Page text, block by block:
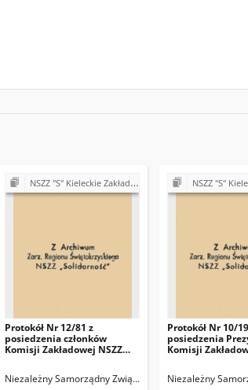
Wapienniczego Miedzianka k/Kielc
"Solidarność" w Kieleckich Zakładach
NSZZ "S" Kieleckie Zakłady Przemysłu Wapienniczego Miedzianka k/Kielc
Protokół Nr 12/81 z
posiedzenia członków
Komisji Zakładowej NSZZ
przedstawiciela Związków
Branżowych i członków
Niezależny Samorządny Związek Zawodowy
NSZZ "S" Kieleckie Zakłady
Protokół Nr 10/
posiedzenia
Komisji
w Miedziance
dniu 10.09.1981r.
Niezależny